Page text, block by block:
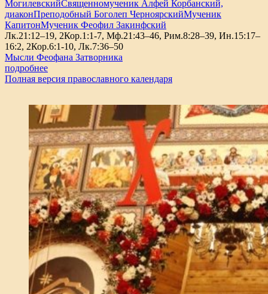
МогилевскийСвященномученик Алфей Корбанский,
диаконПреподобный Боголеп ЧерноярскийМученик
КапитонМученик Феофил Закинфский
Лк.21:12–19, 2Кор.1:1-7, Мф.21:43–46, Рим.8:28–39, Ин.15:17–
16:2, 2Кор.6:1-10, Лк.7:36–50
Мысли Феофана Затворника
подробнее
Полная версия православного календаря